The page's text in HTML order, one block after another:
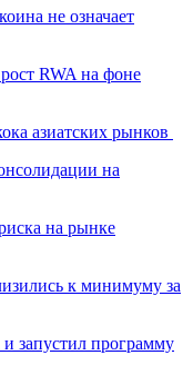
не означает
RWA на фоне
азиатских рынков
на
на рынке
к минимуму за
запустил программу